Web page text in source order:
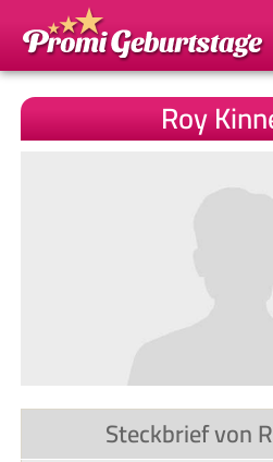
Roy
Steckbrief von